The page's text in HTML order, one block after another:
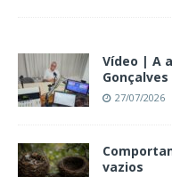
Vídeo | A
Gonçalves
27/07/2026
vazios